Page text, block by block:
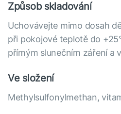
Způsob skladování
Uchovávejte mimo dosah
při pokojové teplotě do
přímým slunečním záření a
Ve složení
Methylsulfonylmethan,